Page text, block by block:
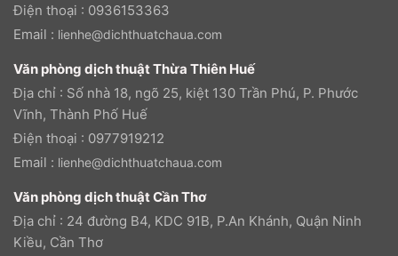
Điện thoại : 0936153363
Email : lienhe@dichthuatchaua.com
Văn phòng dịch thuật Thừa Thiên Huế
Địa chỉ : Số nhà 18, ngõ 25, kiệt 130 Trần Phú, P. Phước
Vĩnh, Thành Phố Huế
Điện thoại : 0977919212
Email : lienhe@dichthuatchaua.com
Văn phòng dịch thuật Cần Thơ
Địa chỉ : 24 đường B4, KDC 91B, P.An Khánh, Quận Ninh
Kiều, Cần Thơ